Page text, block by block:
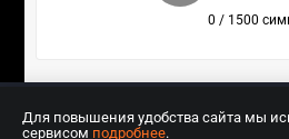
0 / 1500
Для повышения удобства сайта мы
сервисом подробнее.